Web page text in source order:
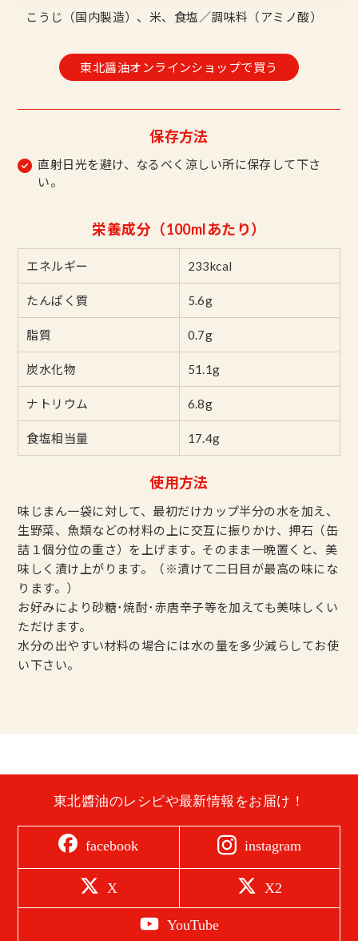
こうじ（国内製造）、米、食塩／調味料（アミノ酸）
東北醤油オンラインショップで買う
保存方法
直射日光を避け、なるべく涼しい所に保存して下さ
い。
栄養成分（100mlあたり）
エネルギー 233kcal
たんぱく質 5.6g
脂質 0.7g
炭水化物 51.1g
ナトリウム 6.8g
食塩相当量 17.4g
使用方法
味じまん一袋に対して、最初だけカップ半分の水を加え、
生野菜、魚類などの材料の上に交互に振りかけ、押石（缶
詰１個分位の重さ）を上げます。そのまま一晩置くと、美
味しく漬け上がります。（※漬けて二日目が最高の味にな
ります。）
お好みにより砂糖･焼酎･赤唐辛子等を加えても美味しくい
ただけます。
水分の出やすい材料の場合には水の量を多少減らしてお使
い下さい。
東北醬油のレシピや最新情報をお届け！
facebook instagram
X X2
YouTube